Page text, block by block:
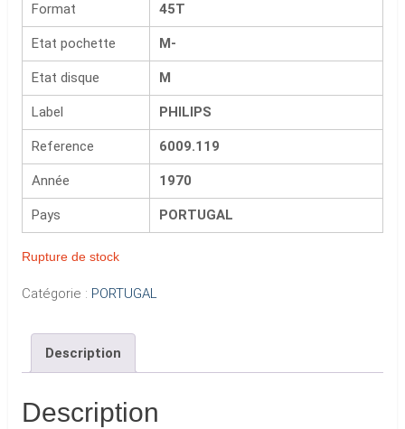
Format 45T
Etat pochette M-
Etat disque M
Label PHILIPS
Reference 6009.119
Année 1970
Pays PORTUGAL
Rupture de stock
Catégorie : PORTUGAL
Description
Description